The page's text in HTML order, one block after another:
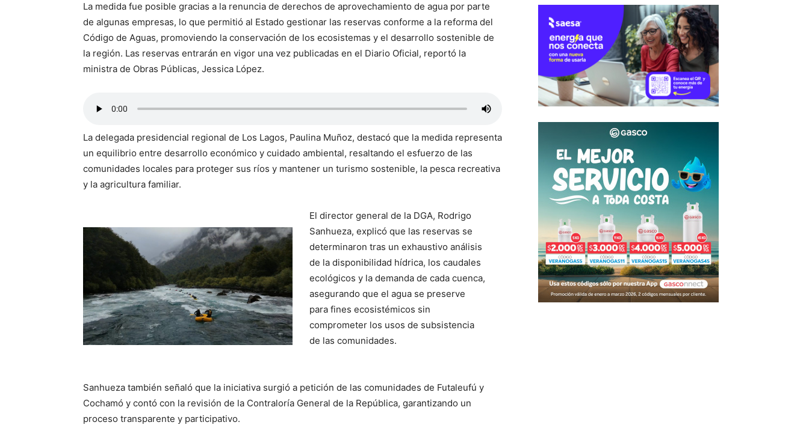
La medida fue posible gracias a la renuncia de derechos de aprovechamiento de agua por parte
de algunas empresas, lo que permitió al Estado gestionar las reservas conforme a la reforma del
Código de Aguas, promoviendo la conservación de los ecosistemas y el desarrollo sostenible de
la región. Las reservas entrarán en vigor una vez publicadas en el Diario Oficial, reportó la
ministra de Obras Públicas, Jessica López.
La delegada presidencial regional de Los Lagos, Paulina Muñoz, destacó que la medida representa
un equilibrio entre desarrollo económico y cuidado ambiental, resaltando el esfuerzo de las
comunidades locales para proteger sus ríos y mantener un turismo sostenible, la pesca recreativa
y la agricultura familiar.
El director general de la DGA, Rodrigo
Sanhueza, explicó que las reservas se
determinaron tras un exhaustivo análisis
de la disponibilidad hídrica, los caudales
ecológicos y la demanda de cada cuenca,
asegurando que el agua se preserve
para fines ecosistémicos sin
comprometer los usos de subsistencia
de las comunidades.
Sanhueza también señaló que la iniciativa surgió a petición de las comunidades de Futaleufú y
Cochamó y contó con la revisión de la Contraloría General de la República, garantizando un
proceso transparente y participativo.